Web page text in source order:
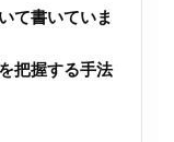
て書いていま
把握する手法